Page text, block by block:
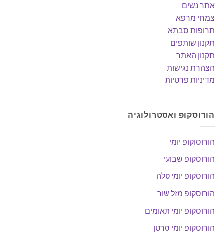
אתר נשים
צמחי מרפא
תרופות סבתא
תקנון שותפים
תקנון האתר
הצהרת נגישות
מדיניות פרטיות
הורוסקופ ואסטרולוגיה
הורוסוקופ יומי
הורוסקופ שבועי
הורוסקופ יומי טלה
הורוסקופ מזל שור
הורוסקופ יומי תאומים
הורוסקופ יומי סרטן